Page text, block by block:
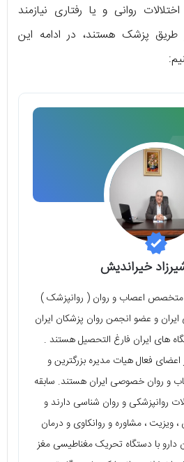
روانی و یا رفتاری نیازمند
پزشک هستند، در ادامه این
خیراندیش
متخصص اعصاب و روان ( روانپزشک )
و عضو انجمن روان پزشکان ایران
های ایران فارغ التحصیل هستند .
فعال هیات مدیره بزرگترین و
و روان خصوصی ایران هستند. سابقه
روانپزشکی و روان شناسی دارند و
، مشاوره و روانکاوی و درمان
دارو با دستگاه تحریک مغناطیسی مغز